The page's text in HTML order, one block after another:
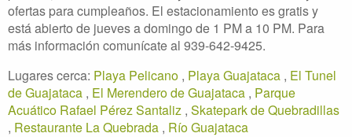
ofertas para cumpleaños. El estacionamiento es gratis y
está abierto de jueves a domingo de 1 PM a 10 PM. Para
más información comunícate al 939-642-9425.
Lugares cerca: Playa Pelicano , Playa Guajataca , El Tunel
de Guajataca , El Merendero de Guajataca , Parque
Acuático Rafael Pérez Santaliz , Skatepark de Quebradillas
, Restaurante La Quebrada , Río Guajataca